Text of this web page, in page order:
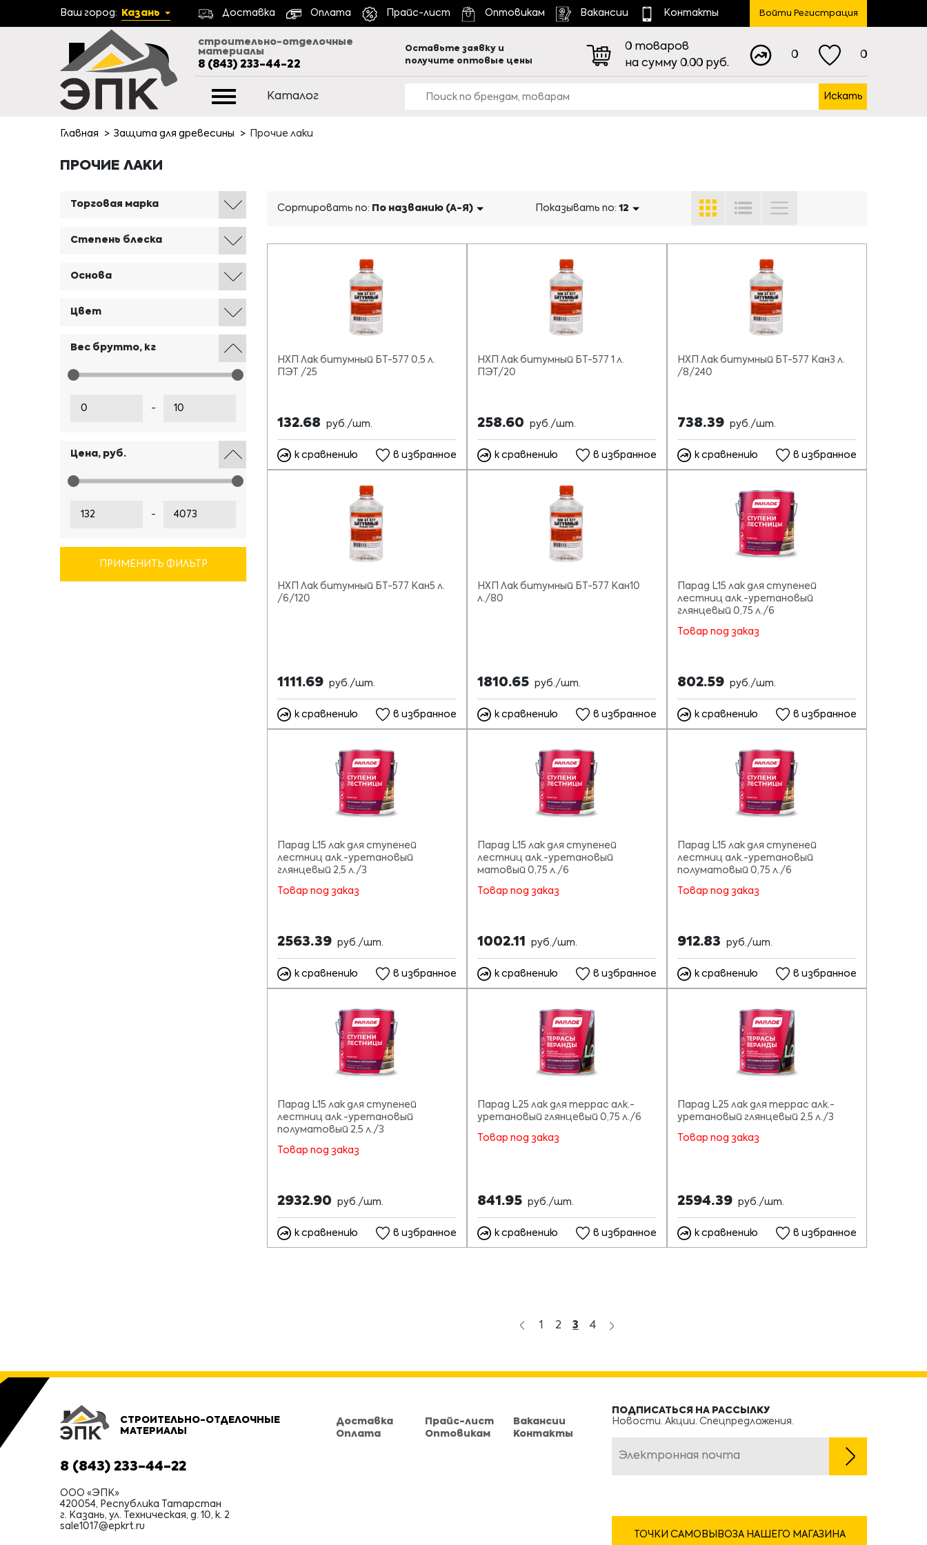
Ваш город: Казань Доставка Оплата Прайс-лист Оптовикам Вакансии Контакты Войти Регистрация
строительно-отделочные
материалы
8 (843) 233-44-22
Оставьте заявку и
получите оптовые цены
0 товаров
на сумму 0.00 руб.
0 0
Каталог Искать
Главная Защита для древесины Прочие лаки
ПРОЧИЕ ЛАКИ
Торговая марка
Степень блеска
Основа
Цвет
Вес брутто, кг
-
Цена, руб.
-
ПРИМЕНИТЬ ФИЛЬТР
Сортировать по: По названию (А-Я) Показывать по: 12
НХП Лак битумный БТ-577 0,5 л.
ПЭТ /25
132.68 руб./шт.
к сравнению в избранное
НХП Лак битумный БТ-577 1 л.
ПЭТ/20
258.60 руб./шт.
к сравнению в избранное
НХП Лак битумный БТ-577 Кан3 л.
/8/240
738.39 руб./шт.
к сравнению в избранное
НХП Лак битумный БТ-577 Кан5 л.
/6/120
1111.69 руб./шт.
к сравнению в избранное
НХП Лак битумный БТ-577 Кан10
л./80
1810.65 руб./шт.
к сравнению в избранное
Парад L15 лак для ступеней
лестниц алк.-уретановый
глянцевый 0,75 л./6
Товар под заказ
802.59 руб./шт.
к сравнению в избранное
Парад L15 лак для ступеней
лестниц алк.-уретановый
глянцевый 2,5 л./3
Товар под заказ
2563.39 руб./шт.
к сравнению в избранное
Парад L15 лак для ступеней
лестниц алк.-уретановый
матовый 0,75 л./6
Товар под заказ
1002.11 руб./шт.
к сравнению в избранное
Парад L15 лак для ступеней
лестниц алк.-уретановый
полуматовый 0,75 л./6
Товар под заказ
912.83 руб./шт.
к сравнению в избранное
Парад L15 лак для ступеней
лестниц алк.-уретановый
полуматовый 2,5 л./3
Товар под заказ
2932.90 руб./шт.
к сравнению в избранное
Парад L25 лак для террас алк.-
уретановый глянцевый 0,75 л./6
Товар под заказ
841.95 руб./шт.
к сравнению в избранное
Парад L25 лак для террас алк.-
уретановый глянцевый 2,5 л./3
Товар под заказ
2594.39 руб./шт.
к сравнению в избранное
1 2 3 4
СТРОИТЕЛЬНО-ОТДЕЛОЧНЫЕ
МАТЕРИАЛЫ
8 (843) 233-44-22
ООО «ЭПК»
420054, Республика Татарстан
г. Казань, ул. Техническая, д. 10, к. 2
sale1017@epkrt.ru
Доставка
Оплата
Прайс-лист
Оптовикам
Вакансии
Контакты
ПОДПИСАТЬСЯ НА РАССЫЛКУ
Новости. Акции. Спецпредложения.
ТОЧКИ САМОВЫВОЗА НАШЕГО МАГАЗИНА